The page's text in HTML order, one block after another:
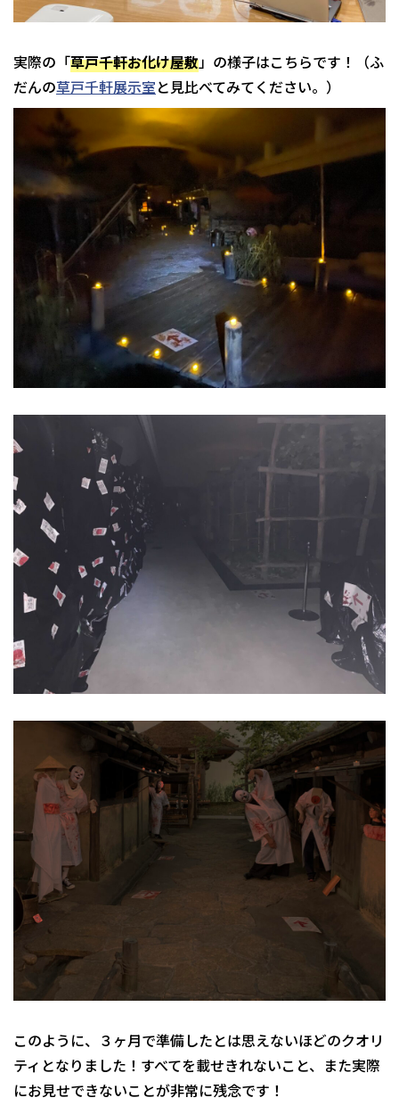
実際の「草戸千軒お化け屋敷」の様子はこちらです！（ふ
だんの草戸千軒展示室と見比べてみてください。）
このように、３ヶ月で準備したとは思えないほどのクオリ
ティとなりました！すべてを載せきれないこと、また実際
にお見せできないことが非常に残念です！